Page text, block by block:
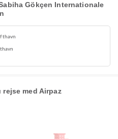
Gökçen Internationale
med Airpaz